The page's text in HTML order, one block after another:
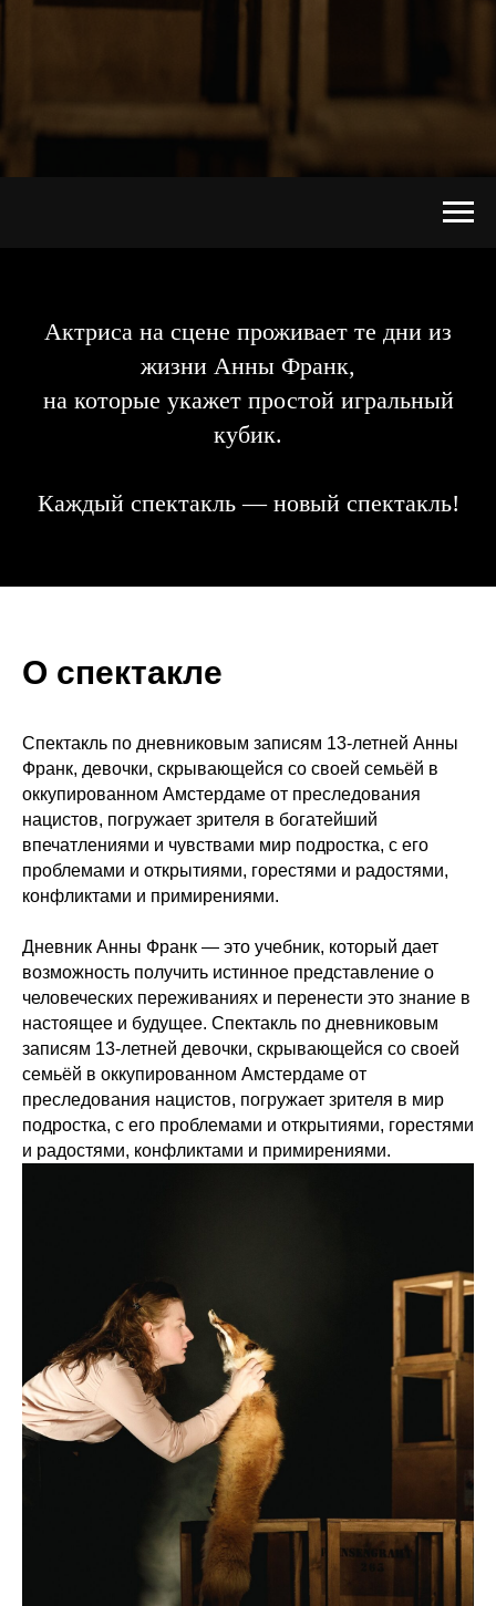
Актриса на сцене проживает те дни из
жизни Анны Франк,
на которые укажет простой игральный
кубик.
Каждый спектакль — новый спектакль!
О спектакле
Спектакль по дневниковым записям 13-летней Анны
Франк, девочки, скрывающейся со своей семьёй в
оккупированном Амстердаме от преследования
нацистов, погружает зрителя в богатейший
впечатлениями и чувствами мир подростка, с его
проблемами и открытиями, горестями и радостями,
конфликтами и примирениями.
Дневник Анны Франк — это учебник, который дает
возможность получить истинное представление о
человеческих переживаниях и перенести это знание в
настоящее и будущее. Спектакль по дневниковым
записям 13-летней девочки, скрывающейся со своей
семьёй в оккупированном Амстердаме от
преследования нацистов, погружает зрителя в мир
подростка, с его проблемами и открытиями, горестями
и радостями, конфликтами и примирениями.